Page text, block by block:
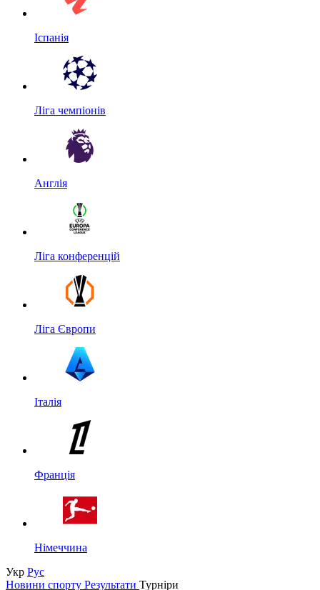
Іспанія
Ліга чемпіонів
Англія
Ліга конференцій
Ліга Європи
Італія
Франція
Німеччина
Укр Рус
Новини спорту Результати Турніри